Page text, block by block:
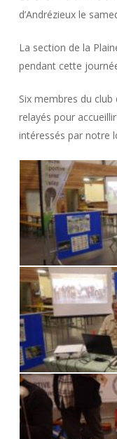
d’Andrézieux le
La section de la
pendant cette
Six membres du
relayés pour
intéressés par notre